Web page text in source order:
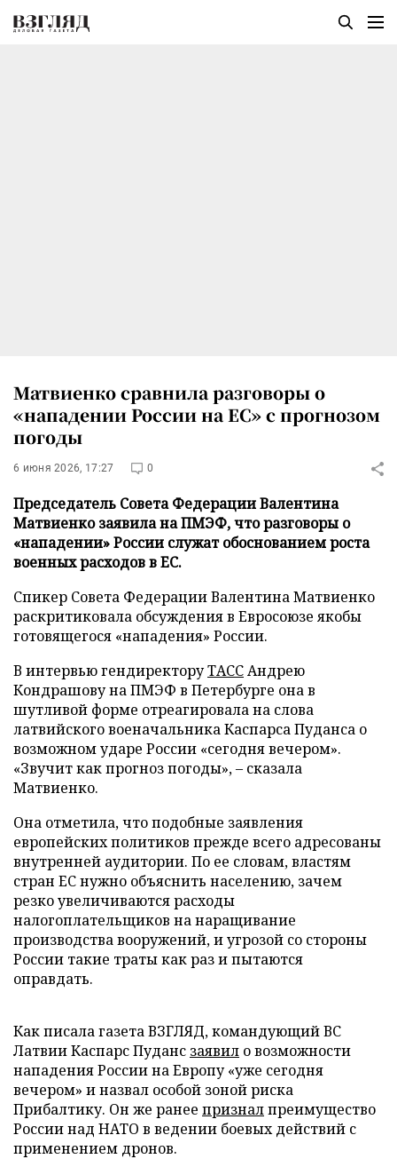
Матвиенко сравнила разговоры о
«нападении России на ЕС» с прогнозом
погоды
6 июня 2026, 17:27 0
Председатель Совета Федерации Валентина
Матвиенко заявила на ПМЭФ, что разговоры о
«нападении» России служат обоснованием роста
военных расходов в ЕС.
Спикер Совета Федерации Валентина Матвиенко
раскритиковала обсуждения в Евросоюзе якобы
готовящегося «нападения» России.
В интервью гендиректоруТАССАндрею
Кондрашову на ПМЭФ в Петербурге она в
шутливой форме отреагировала на слова
латвийского военачальника Каспарса Пуданса о
возможном ударе России «сегодня вечером».
«Звучит как прогноз погоды», – сказала
Матвиенко.
Она отметила, что подобные заявления
европейских политиков прежде всего адресованы
внутренней аудитории. По ее словам, властям
стран ЕС нужно объяснить населению, зачем
резко увеличиваются расходы
налогоплательщиков на наращивание
производства вооружений, и угрозой со стороны
России такие траты как раз и пытаются
оправдать.
Как писала газета ВЗГЛЯД, командующий ВС
Латвии Каспарс Пуданс заявил о возможности
нападения России на Европу «уже сегодня
вечером» и назвал особой зоной риска
Прибалтику. Он же ранее призналпреимущество
России над НАТО в ведении боевых действий с
применением дронов.